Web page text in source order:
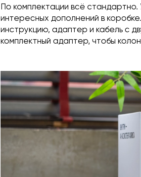
По комплектации всё
интересных дополнений в
инструкцию, адаптер и кабель с
комплектный адаптер, чтобы